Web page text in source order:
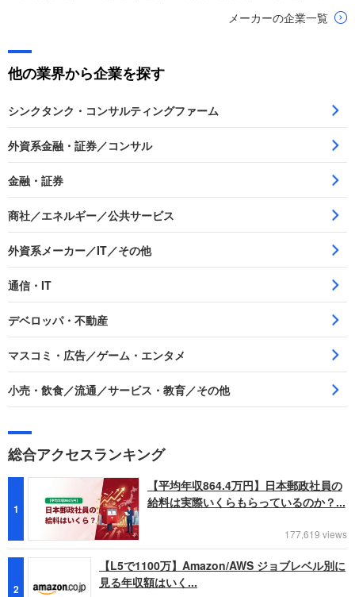
メーカーの企業一覧
他の業界から企業を探す
シンクタンク・コンサルティングファーム
外資系金融・証券／コンサル
金融・証券
商社／エネルギー／公共サービス
外資系メーカー／IT／その他
通信・IT
デベロッパ・不動産
マスコミ・広告／ゲーム・エンタメ
小売・飲食／流通／サービス・教育／その他
総合アクセスランキング
1
【平均年収864.4万円】日本郵政社員の
給料は実際いくらもらっているのか？...
177,619 views
2
【L5で1100万】Amazon/AWS ジョブレベル別に
見る年収額はいく...